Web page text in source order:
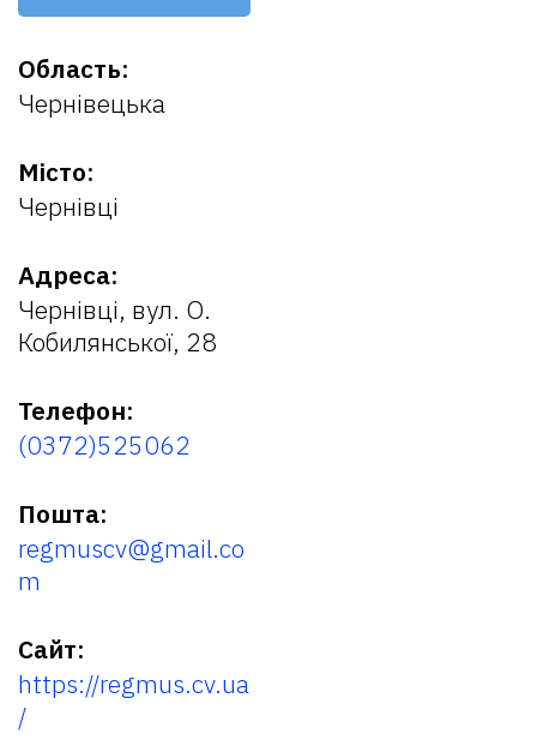
Область:
Чернівецька
Місто:
Чернівці
Адреса:
Чернівці, вул. О.
Кобилянської, 28
Телефон:
(0372)525062
Пошта:
regmuscv@gmail.co
m
Сайт:
https://regmus.cv.ua
/